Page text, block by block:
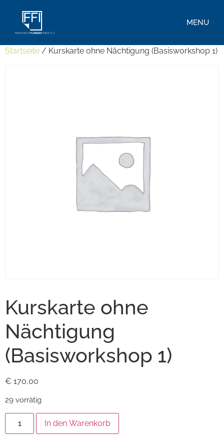
MENU
Startseite / Kurskarte ohne Nächtigung (Basisworkshop 1)
Kurskarte ohne
Nächtigung
(Basisworkshop 1)
€ 170,00
29 vorrätig
In den Warenkorb